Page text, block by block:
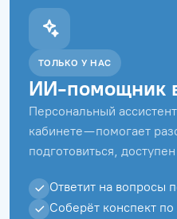
ТОЛЬКО У НАС
ИИ-помощник
Персональный
кабинете — помогает
подготовиться,
Ответит на вопросы
Соберёт конспект